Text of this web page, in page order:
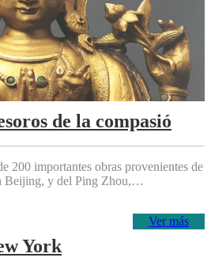
de la compasió
200 importantes obras provenientes de
Beijing, y del Ping Zhou,…
Ver más
York